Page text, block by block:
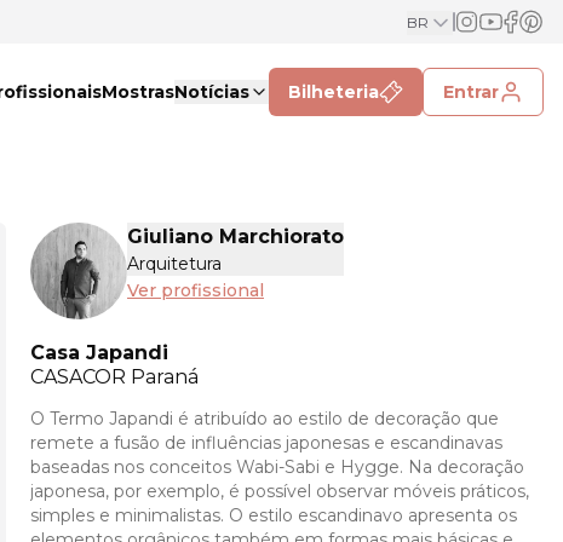
BR
MostrasNotícias Bilheteria Entrar
Giuliano Marchiorato
Arquitetura
Ver profissional
Casa Japandi
CASACOR Paraná
O Termo Japandi é atribuído ao estilo de decoração que
remete a fusão de influências japonesas e escandinavas
baseadas nos conceitos Wabi-Sabi e Hygge. Na decoração
japonesa, por exemplo, é possível observar móveis práticos,
simples e minimalistas. O estilo escandinavo apresenta os